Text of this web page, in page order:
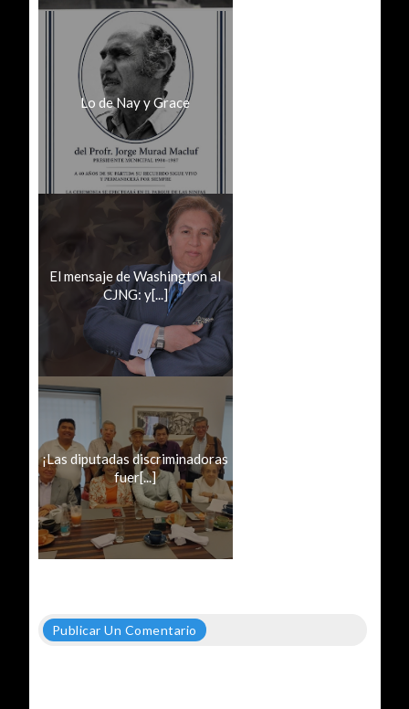
Lo de Nay y Grace
El mensaje de Washington al
CJNG: y[...]
¡Las diputadas discriminadoras
fuer[...]
Publicar Un Comentario